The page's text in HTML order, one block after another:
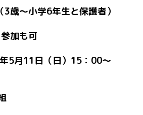
歳～小学6年生と保護者）
加も可
5月11日（日）15：00～